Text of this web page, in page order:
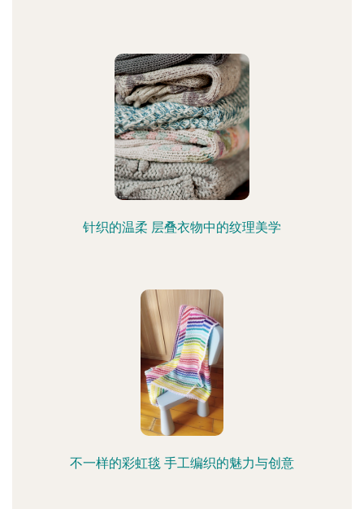
针织的温柔 层叠衣物中的纹理美学
不一样的彩虹毯 手工编织的魅力与创意